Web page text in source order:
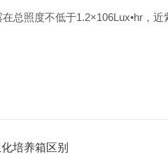
总照度不低于1.2×106Lux•hr，
培养箱区别